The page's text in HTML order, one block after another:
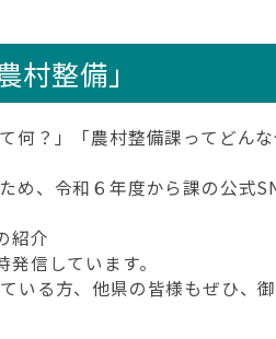
村整備」
？」「農村整備課ってどんな
め、令和６年度から課の公式
紹介
信しています。
いる方、他県の皆様もぜひ、